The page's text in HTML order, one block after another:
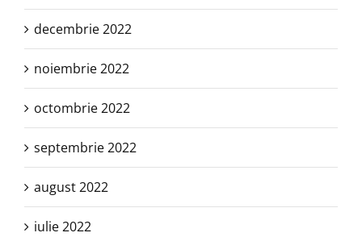
decembrie 2022
noiembrie 2022
octombrie 2022
septembrie 2022
august 2022
iulie 2022